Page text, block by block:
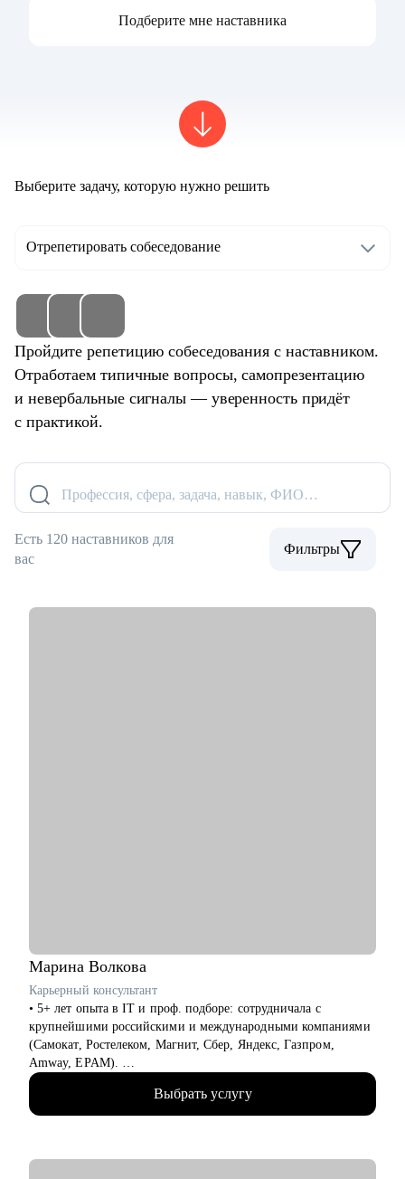
Подберите мне наставника
Выберите задачу, которую нужно решить
Отрепетировать собеседование
Пройдите репетицию собеседования с наставником.
Отработаем типичные вопросы, самопрезентацию
и невербальные сигналы — уверенность придёт
с практикой.
Профессия, сфера, задача, навык, ФИО…
Есть 120 наставников для
вас
Фильтры
Марина Волкова
Карьерный консультант
• 5+ лет опыта в IT и проф. подборе: сотрудничала с
крупнейшими российскими и международными компаниями
(Самокат, Ростелеком, Магнит, Сбер, Яндекс, Газпром,
Amway, EPAM).
• 5000+ проведенных интервью с нанимающими. Знаю, как
правильно упаковать опыт, чтобы привлечь внимание
топовых работодателей.
Выбрать услугу